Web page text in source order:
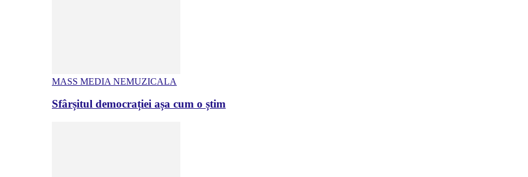
MASS MEDIA NEMUZICALA
Sfârșitul democrației așa cum o știm